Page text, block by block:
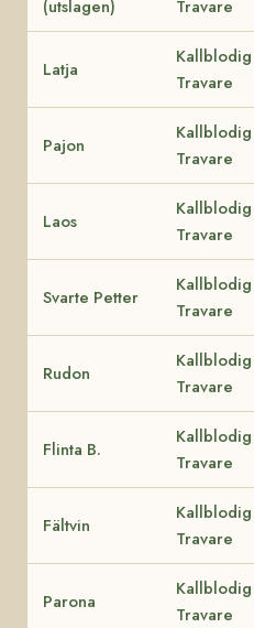
(utslagen)
Travare
Latja
Kallblodig
Travare
Pajon
Kallblodig
Travare
Laos
Kallblodig
Travare
Svarte Petter
Kallblodig
Travare
Rudon
Kallblodig
Travare
Flinta B.
Kallblodig
Travare
Fältvin
Kallblodig
Travare
Parona
Kallblodig
Travare